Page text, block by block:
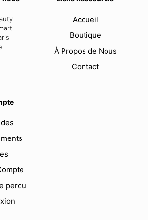
Accueil
Boutique
À Propos de Nous
Contact
perdu